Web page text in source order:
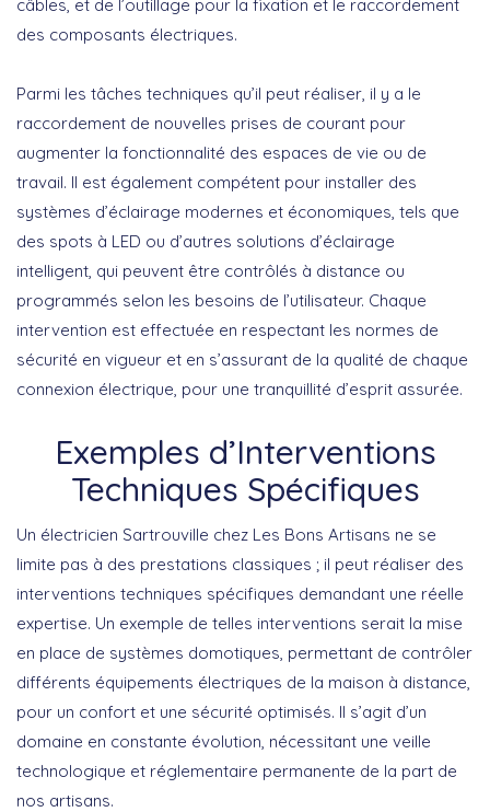
câbles, et de l’outillage pour la fixation et le raccordement
des composants électriques.
Parmi les tâches techniques qu’il peut réaliser, il y a le
raccordement de nouvelles prises de courant pour
augmenter la fonctionnalité des espaces de vie ou de
travail. Il est également compétent pour installer des
systèmes d’éclairage modernes et économiques, tels que
des spots à LED ou d’autres solutions d’éclairage
intelligent, qui peuvent être contrôlés à distance ou
programmés selon les besoins de l’utilisateur. Chaque
intervention est effectuée en respectant les normes de
sécurité en vigueur et en s’assurant de la qualité de chaque
connexion électrique, pour une tranquillité d’esprit assurée.
Exemples d’Interventions
Techniques Spécifiques
Un électricien Sartrouville chez Les Bons Artisans ne se
limite pas à des prestations classiques ; il peut réaliser des
interventions techniques spécifiques demandant une réelle
expertise. Un exemple de telles interventions serait la mise
en place de systèmes domotiques, permettant de contrôler
différents équipements électriques de la maison à distance,
pour un confort et une sécurité optimisés. Il s’agit d’un
domaine en constante évolution, nécessitant une veille
technologique et réglementaire permanente de la part de
nos artisans.